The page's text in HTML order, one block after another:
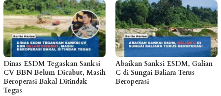
Dinas ESDM Tegaskan Sanksi
CV BBN Belum Dicabut, Masih
Beroperasi Bakal Ditindak
Tegas
Abaikan Sanksi ESDM, Galian
C di Sungai Baliara Terus
Beroperasi